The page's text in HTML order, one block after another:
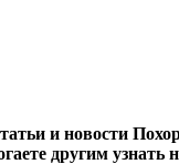
и новости
другим узнать